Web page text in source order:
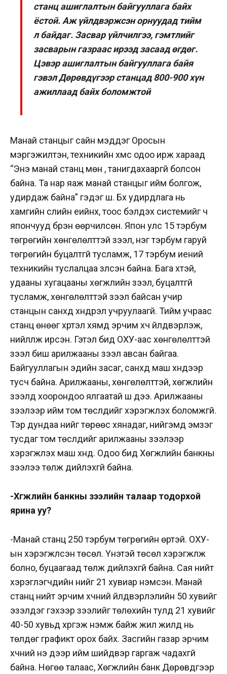
станц ашиглалтын байгууллага байх
ёстой. Аж үйлдвэржсэн орнуудад тийм
л байдаг. Засвар үйлчилгээ, гэмтлийг
засварын газраас ирээд засаад өгдөг.
Цэвэр ашиглалтын байгууллага байя
гэвэл Дөрөвдүгээр станцад 800-900 хүн
ажиллаад байх боломжтой
Манай станцыг сайн мэддэг Оросын
мэргэжилтэн, техникийн хүмүүс одоо ирж хараад
“Энэ манай станц мөн үү, танигдахааргүй болсон
байна. Та нар яаж манай станцыг ийм болгож,
удирдаж байна” гэдэг шүү. Бүх удирдлага нь
хамгийн сүүлийн үеийнх, тоос бэлдэх системийг ч
япончууд бүрэн өөрчилсөн. Япон улс 15 тэрбум
төгрөгийн хөнгөлөлттэй зээл, нэг тэрбум гаруй
төгрөгийн буцалтгүй тусламж, 17 тэрбум иений
техникийн туслалцаа үзүүлсэн байна. Бага хүүтэй,
удааны хугацааны хөгжлийн зээл, буцалтгүй
тусламж, хөнгөлөлттэй зээл байсан учир
станцын санхүүд хүндрэл учруулаагүй. Тийм учраас
станц өнөөг хүртэл хямд эрчим хүч үйлдвэрлэж,
нийлүүлж ирсэн. Гэтэл бид ОХУ-аас хөнгөлөлттэй
зээл биш арилжааны зээл авсан байгаа.
Байгууллагын эдийн засаг, санхүүд маш хүндээр
тусч байна. Арилжааны, хөнгөлөлттэй, хөгжлийн
зээлүүд хоорондоо ялгаатай шүү дээ. Арилжааны
зээлээр ийм том төслүүдийг хэрэгжүүлэх боломжгүй.
Тэр дундаа үнийг төрөөс хянадаг, нийгэмд эмзэг
тусдаг том төслүүдийг арилжааны зээлээр
хэрэгжүүлэх маш хүнд. Одоо бид Хөгжлийн банкны
зээлээ төлж дийлэхгүй байна.
-Хөгжлийн банкны зээлийн талаар тодорхой
ярина уу?
-Манай станц 250 тэрбум төгрөгийн өртэй. ОХУ-
ын хэрэгжүүлсэн төсөл. Үнэтэй төсөл хэрэгжүүлж
болно, буцаагаад төлж дийлэхгүй байна. Сая нийт
хэрэглэгчдийн үнийг 21 хувиар нэмсэн. Манай
станц нийт эрчим хүчний үйлдвэрлэлийн 50 хувийг
эзэлдэг гэхээр зээлийг төлөхийн тулд 21 хувийг
40-50 хувьд хүргэж нэмж байж жил жилд нь
төлдөг графикт орох байх. Засгийн газар эрчим
хүчний үнэ дээр ийм шийдвэр гаргаж чадахгүй
байна. Нөгөө талаас, Хөгжлийн банк Дөрөвдүгээр